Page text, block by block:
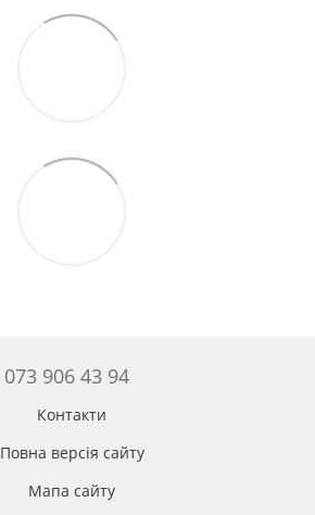
073 906 43 94
Контакти
Повна версія сайту
Мапа сайту